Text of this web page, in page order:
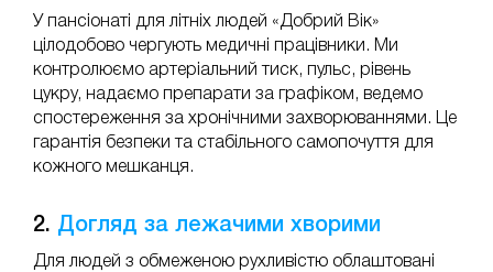
У пансіонаті для літніх людей «Добрий Вік»
цілодобово чергують медичні працівники. Ми
контролюємо артеріальний тиск, пульс, рівень
цукру, надаємо препарати за графіком, ведемо
спостереження за хронічними захворюваннями. Це
гарантія безпеки та стабільного самопочуття для
кожного мешканця.
2. Догляд за лежачими хворими
Для людей з обмеженою рухливістю облаштовані